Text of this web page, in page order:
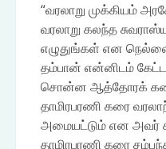
“வரலாறு முக்கியம்
வரலாறு கலந்த
எழுதுங்கள் என
தம்பான் என்னிடம்
சொன்ன ஆத்தோரக்
தாமிரபரணி கரை
அமையட்டும் என அவர்
தாமிரபரணி கரை